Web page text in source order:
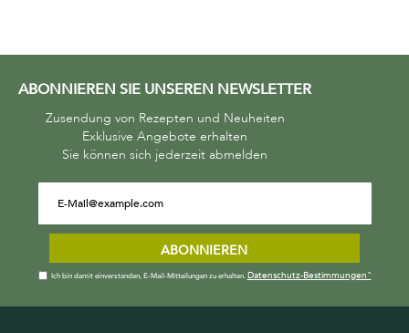
ABONNIEREN SIE UNSEREN NEWSLETTER
Zusendung von Rezepten und Neuheiten
Exklusive Angebote erhalten
Sie können sich jederzeit abmelden
ABONNIEREN
Ich bin damit einverstanden, E-Mail-Mitteilungen zu erhalten. Datenschutz-Bestimmungen"